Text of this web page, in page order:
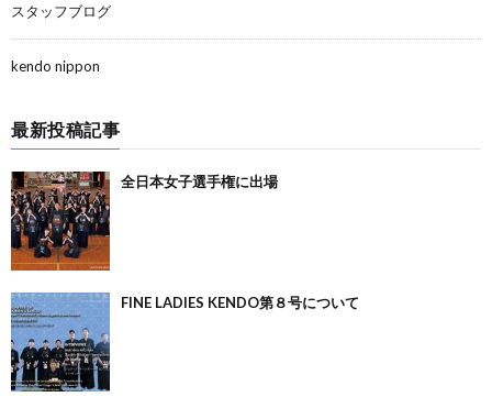
スタッフブログ
kendo nippon
最新投稿記事
全日本女子選手権に出場
FINE LADIES KENDO第８号について